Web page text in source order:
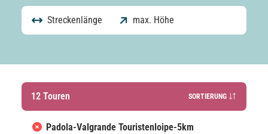
Streckenlänge max. Höhe
12 Touren SORTIERUNG
ZUFÄLLIG
Padola-Valgrande Touristenloipe-5km